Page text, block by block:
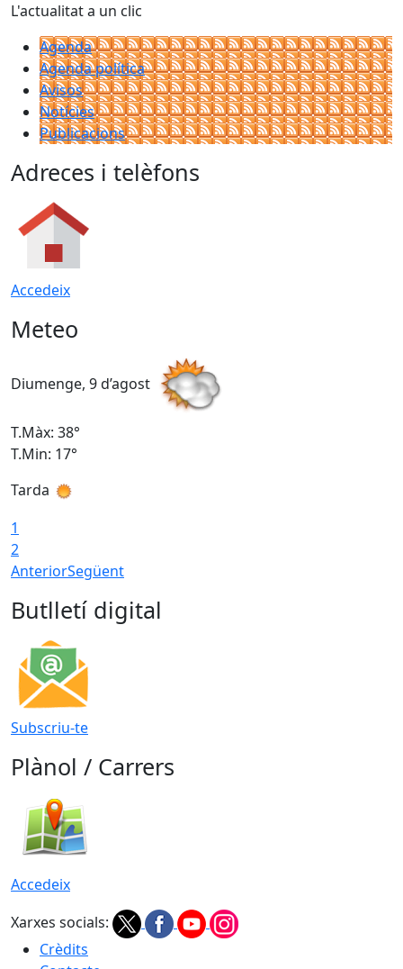
L'actualitat a un clic
Agenda
Agenda política
Avisos
Notícies
Publicacions
Adreces i telèfons
Accedeix
Meteo
Diumenge, 9 d’agost
T.Màx: 38°
T.Min: 17°
Tarda
1
2
AnteriorSegüent
Butlletí digital
Subscriu-te
Plànol / Carrers
Accedeix
Xarxes socials:
Crèdits